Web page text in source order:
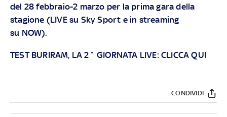
del 28 febbraio-2 marzo per la prima gara della
stagione (LIVE su Sky Sport e in streaming
su NOW).
TEST BURIRAM, LA 2^ GIORNATA LIVE: CLICCA QUI
CONDIVIDI